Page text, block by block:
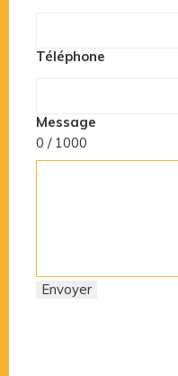
Téléphone
Message
0 / 1000
Envoyer